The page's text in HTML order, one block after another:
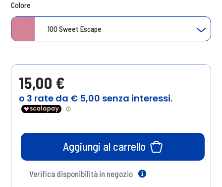
Colore
100 Sweet Escape
15,00 €
Aggiungi al carrello
Verifica disponibilità in negozio